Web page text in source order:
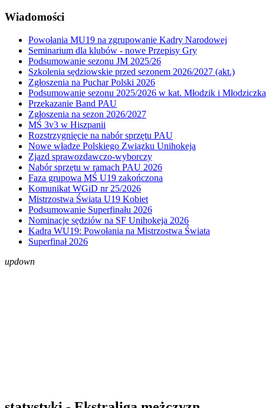
Wiadomości
Powołania MU19 na zgrupowanie Kadry Narodowej
Seminarium dla klubów - nowe Przepisy Gry
Podsumowanie sezonu JM 2025/26
Szkolenia sędziowskie przed sezonem 2026/2027 (akt.)
Zgłoszenia na Puchar Polski 2026
Podsumowanie sezonu 2025/2026 w kat. Młodzik i Młodziczka
Przekazanie Band PAU
Zgłoszenia na sezon 2026/2027
MŚ 3v3 w Hiszpanii
Rozstrzygnięcie na nabór sprzętu PAU
Nowe władze Polskiego Związku Unihokeja
Zjazd sprawozdawczo-wyborczy
Nabór sprzętu w ramach PAU 2026
Faza grupowa MŚ U19 zakończona
Komunikat WGiD nr 25/2026
Mistrzostwa Świata U19 Kobiet
Podsumowanie Superfinału 2026
Nominacje sędziów na SF Unihokeja 2026
Kadra WU19: Powołania na Mistrzostwa Świata
Superfinał 2026
updown